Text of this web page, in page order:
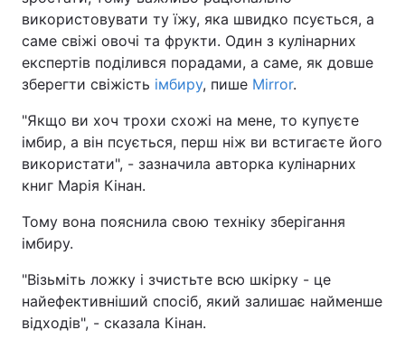
використовувати ту їжу, яка швидко псується, а
саме свіжі овочі та фрукти. Один з кулінарних
експертів поділився порадами, а саме, як довше
зберегти свіжість імбиру, пише Mirror.
"Якщо ви хоч трохи схожі на мене, то купуєте
імбир, а він псується, перш ніж ви встигаєте його
використати", - зазначила авторка кулінарних
книг Марія Кінан.
Тому вона пояснила свою техніку зберігання
імбиру.
"Візьміть ложку і зчистьте всю шкірку - це
найефективніший спосіб, який залишає найменше
відходів", - сказала Кінан.